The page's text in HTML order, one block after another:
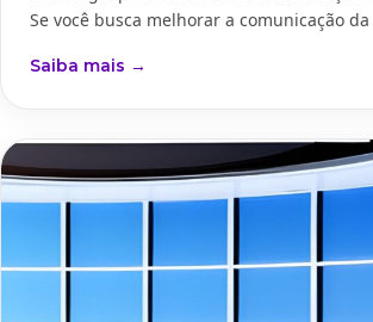
Se você busca melhorar a comunicação da
Saiba mais →